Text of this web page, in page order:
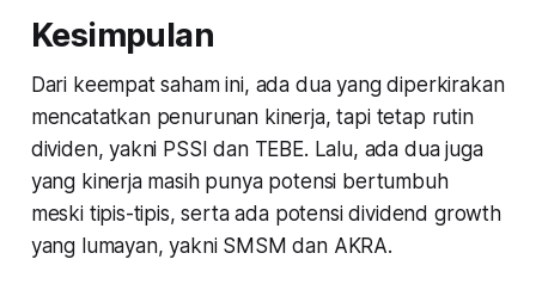
Kesimpulan
Dari keempat saham ini, ada dua yang diperkirakan
mencatatkan penurunan kinerja, tapi tetap rutin
dividen, yakni PSSI dan TEBE. Lalu, ada dua juga
yang kinerja masih punya potensi bertumbuh
meski tipis-tipis, serta ada potensi dividend growth
yang lumayan, yakni SMSM dan AKRA.